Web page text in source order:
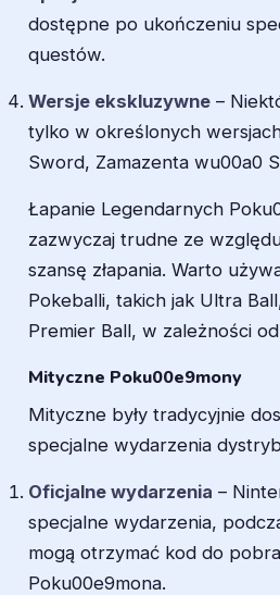
dostępne po ukończeniu
questów.
Wersje ekskluzywne –
tylko w określonych
Sword, Zamazenta wu00a0
Łapanie Legendarnych
zazwyczaj trudne ze
szansę złapania. Warto
Pokeballi, takich jak Ultra
Premier Ball, w zależności
Mityczne Poku00e9mony
Mityczne były tradycyjnie
specjalne wydarzenia
Oficjalne wydarzenia –
specjalne wydarzenia,
mogą otrzymać kod do
Poku00e9mona.